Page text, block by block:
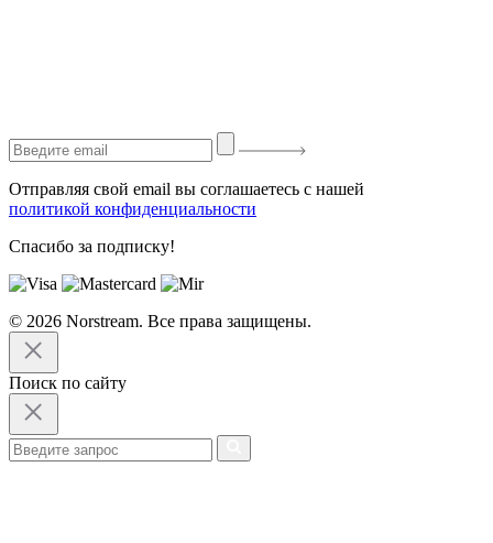
Отправляя свой email вы соглашаетесь с нашей
политикой конфиденциальности
Спасибо за подписку!
© 2026 Norstream. Все права защищены.
Поиск по сайту